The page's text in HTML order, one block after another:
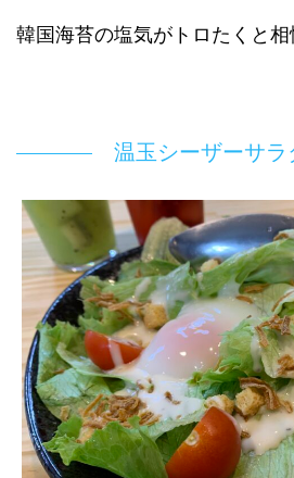
韓国海苔の塩気がトロたくと
温玉シーザーサラ